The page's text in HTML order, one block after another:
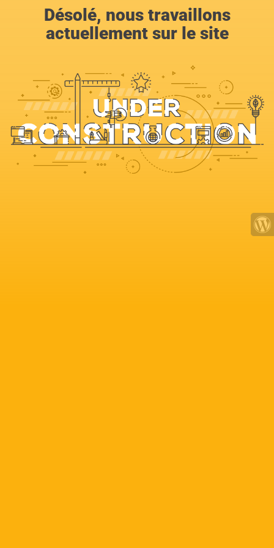
Désolé, nous travaillons
actuellement sur le site